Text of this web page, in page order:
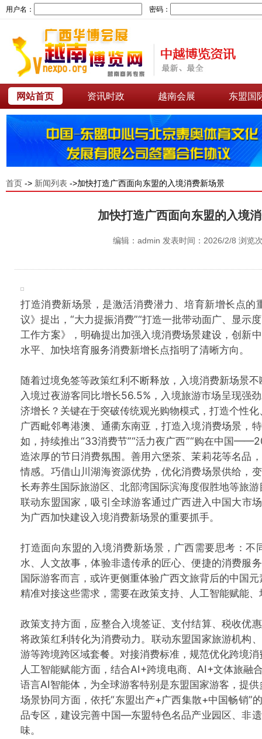
用户名： 密码：
网站首页 资讯时政 越南会展 东盟国
首页 -> 新闻列表 ->加快打造广西面向东盟的入境消费新场景
加快打造广西面向东盟的入境
编辑：admin 发表时间：2026/2/8 浏览
打造消费新场景，是激活消费潜力、培育新增长点
议》提出，“大力提振消费”“打造一批带动面广、显示
工作方案》，明确提出加强入境消费场景建设，创新
水平、加快培育服务消费新增长点指明了清晰方向。
随着过境免签等政策红利不断释放，入境消费新场景
入境过夜游客同比增长56.5%，入境旅游市场呈现强
济增长？关键在于突破传统观光购物模式，打造个性
广西毗邻粤港澳、通衢东南亚，打造入境消费场景，
如，持续推出“33消费节”“活力夜广西”“购在中国
造浓厚的节日消费氛围。善用六堡茶、茉莉花等名品
情感。巧借山川湖海资源优势，优化消费场景供给，
长寿养生国际旅游区、北部湾国际滨海度假胜地等旅
联动东盟国家，吸引全球游客通过广西进入中国大市
为广西加快建设入境消费新场景的重要抓手。
打造面向东盟的入境消费新场景，广西需要思考：
水、人文故事，体验非遗传承的匠心、便捷的消费服
国际游客而言，或许更侧重体验广西文旅背后的中国
精准对接这些需求，需要在政策支持、人工智能赋能
政策支持方面，应整合入境签证、支付结算、税收优
将政策红利转化为消费动力。联动东盟国家旅游机
游等跨境跨区域套餐。对接消费标准，规范优化跨境
人工智能赋能方面，结合AI+跨境电商、AI+文体旅融
语言AI智能体，为全球游客特别是东盟国家游客，提
场景协同方面，依托“东盟出产+广西集散+中国畅销”
品专区，建设完善中国—东盟特色名品产业园区、非
味。